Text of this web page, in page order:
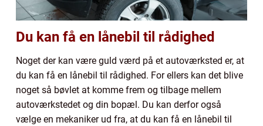
Du kan få en lånebil til rådighed
Noget der kan være guld værd på et autoværksted er, at
du kan få en lånebil til rådighed. For ellers kan det blive
noget så bøvlet at komme frem og tilbage mellem
autoværkstedet og din bopæl. Du kan derfor også
vælge en mekaniker ud fra, at du kan få en lånebil til